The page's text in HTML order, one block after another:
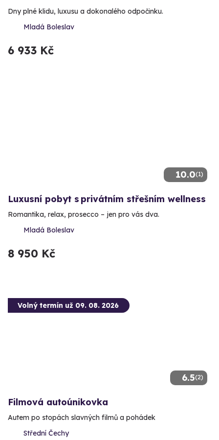
Dny plné klidu, luxusu a dokonalého odpočinku.
Mladá Boleslav
6 933 Kč
10.0(1)
Luxusní pobyt s privátním střešním wellness
Romantika, relax, prosecco – jen pro vás dva.
Mladá Boleslav
8 950 Kč
6.5(2)
Volný termín už 09. 08. 2026
Filmová autoúnikovka
Autem po stopách slavných filmů a pohádek
Střední Čechy